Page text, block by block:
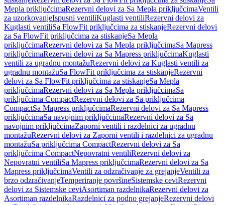
Mepla priključcimaRezervni delovi za Sa Mepla priključcimaVentili
za uzorkovanjeIspusni ventiliKuglasti ventiliRezervni delovi za
Kuglasti ventiliSa FlowFit priključcima za stiskanjeRezervni delovi
za Sa FlowFit priključcima za stiskanjeSa Mepla
priključcimaRezervni delovi za Sa Mepla priključcimaSa Mapress
priključcimaRezervni delovi za Sa Mapress priključcimaKuglasti
ventili za ugradnu montažuRezervni delovi za Kuglasti ventili za
ugradnu montažuSa FlowFit priključcima za stiskanjeRezervni
delovi za Sa FlowFit priključcima za stiskanjeSa Mepla
priključcimaRezervni delovi za Sa Mepla priključcimaSa
priključcima CompactRezervni delovi za Sa priključcima
CompactSa Mapress priključcimaRezervni delovi za Sa Mapress
priključcimaSa navojnim priključcimaRezervni delovi za Sa
navojnim priključcimaZaporni ventili i razdelnici za ugradnu
montažuRezervni delovi za Zaporni ventili i razdelnici za ugradnu
montažuSa priključcima CompactRezervni delovi za Sa
priključcima CompactNepovratni ventiliRezervni delovi za
Nepovratni ventiliSa Mapress priključcimaRezervni delovi za Sa
Mapress priključcimaVentili za odzračivanje za grejanjeVentili za
brzo odzračivanjeTemperiranje površineSistemske ceviRezervni
delovi za Sistemske ceviAsortiman razdelnikaRezervni delovi za
Asortiman razdelnikaRazdelnici za podno grejanjeRezervni delovi